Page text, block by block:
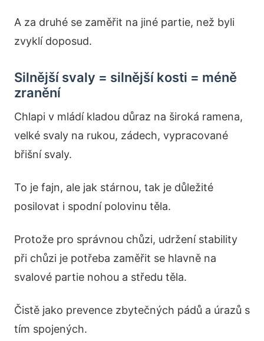
A za druhé se zaměřit na jiné partie, než byli
zvyklí doposud.
Silnější svaly = silnější kosti = méně
zranění
Chlapi v mládí kladou důraz na široká ramena,
velké svaly na rukou, zádech, vypracované
břišní svaly.
To je fajn, ale jak stárnou, tak je důležité
posilovat i spodní polovinu těla.
Protože pro správnou chůzi, udržení stability
při chůzi je potřeba zaměřit se hlavně na
svalové partie nohou a středu těla.
Čistě jako prevence zbytečných pádů a úrazů s
tím spojených.